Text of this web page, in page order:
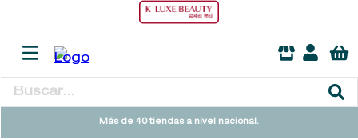
Buscar...
Más de 40 tiendas a nivel nacional.
TÉRMINOS MÁS BUSCADOS